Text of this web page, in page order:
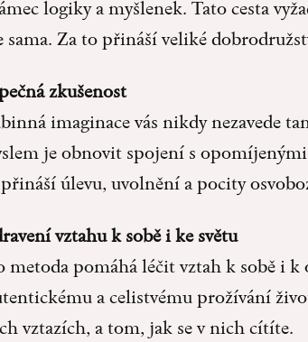
logiky a myšlenek. Tato cesta
sama. Za to přináší veliké
zkušenost
imaginace vás nikdy nezavede
je obnovit spojení s
úlevu, uvolnění a pocity
vztahu k sobě i ke světu
metoda pomáhá léčit vztah k sobě i
a celistvému prožívání
vztazích, a tom, jak se v nich cítíte.